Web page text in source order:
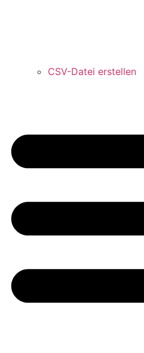
CSV-Datei erstellen